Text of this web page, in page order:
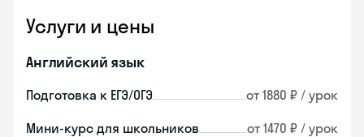
Услуги и цены
Английский язык
Подготовка к ЕГЭ/ОГЭ от 1880 ₽ / урок
Мини-курс для школьников от 1470 ₽ / урок